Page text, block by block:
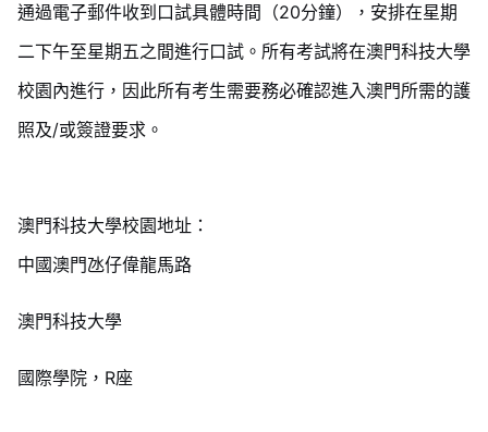
通過電子郵件收到口試具體時間（20分鐘），安排在星期
二下午至星期五之間進行口試。所有考試將在澳門科技大學
校園內進行，因此所有考生需要務必確認進入澳門所需的護
照及/或簽證要求。
澳門科技大學校園地址：
中國澳門氹仔偉龍馬路
澳門科技大學
國際學院，R座